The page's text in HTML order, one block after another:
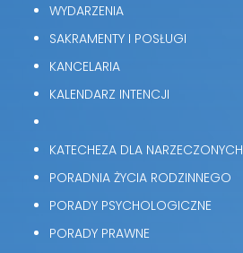
WYDARZENIA
SAKRAMENTY I POSŁUGI
KANCELARIA
KALENDARZ INTENCJI
KATECHEZA DLA NARZECZONYCH
PORADNIA ŻYCIA RODZINNEGO
PORADY PSYCHOLOGICZNE
PORADY PRAWNE